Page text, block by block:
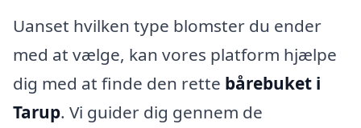
Uanset hvilken type blomster du ender
med at vælge, kan vores platform hjælpe
dig med at finde den rette bårebuket i
Tarup. Vi guider dig gennem de